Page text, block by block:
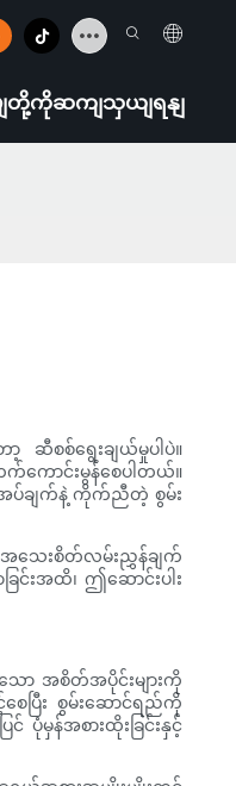
ျတို့ကိုဆကျသှယျရနျ
ဆီစစ်ရွေးချယ်မှုပါပဲ။
ောင်းမွန်စေပါတယ်။
အပ်ချက်နဲ့ ကိုက်ညီတဲ့ စွမ်း
အသေးစိတ်လမ်းညွှန်ချက်
င်းအထိ၊ ဤဆောင်းပါး
ော အစိတ်အပိုင်းများကို
ေပြီး စွမ်းဆောင်ရည်ကို
မှန်အစားထိုးခြင်းနှင့်